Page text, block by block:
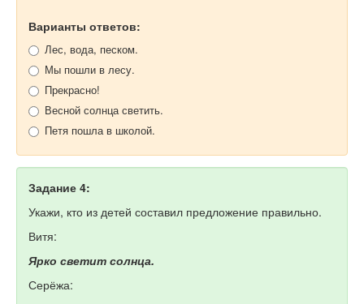
Варианты ответов:
Лес, вода, песком.
Мы пошли в лесу.
Прекрасно!
Весной солнца светить.
Петя пошла в школой.
Задание 4:
Укажи, кто из детей составил предложение правильно.
Витя:
Ярко светит солнца.
Серёжа: